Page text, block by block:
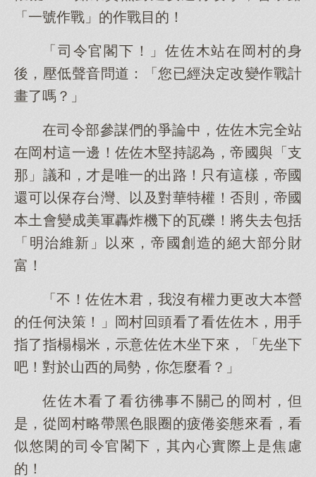
「一號作戰」的作戰目的！
「司令官閣下！」佐佐木站在岡村的身
後，壓低聲音問道：「您已經決定改變作戰計
畫了嗎？」
在司令部參謀們的爭論中，佐佐木完全站
在岡村這一邊！佐佐木堅持認為，帝國與「支
那」議和，才是唯一的出路！只有這樣，帝國
還可以保存台灣、以及對華特權！否則，帝國
本土會變成美軍轟炸機下的瓦礫！將失去包括
「明治維新」以來，帝國創造的絕大部分財
富！
「不！佐佐木君，我沒有權力更改大本營
的任何決策！」岡村回頭看了看佐佐木，用手
指了指榻榻米，示意佐佐木坐下來，「先坐下
吧！對於山西的局勢，你怎麼看？」
佐佐木看了看彷彿事不關己的岡村，但
是，從岡村略帶黑色眼圈的疲倦姿態來看，看
似悠閑的司令官閣下，其內心實際上是焦慮
的！